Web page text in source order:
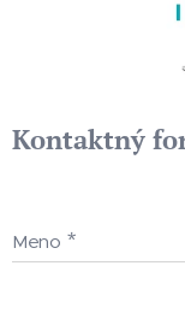
Kontaktný
Meno